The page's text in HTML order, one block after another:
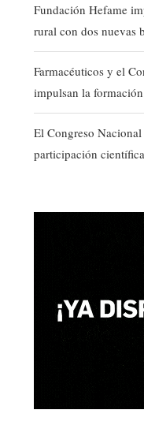
Fundación Hefame
rural con dos nuevas
Farmacéuticos y el
impulsan la
El Congreso
participación